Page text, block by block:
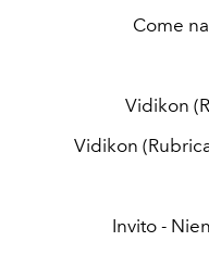
Come
Vidikon
Vidikon
Invito -